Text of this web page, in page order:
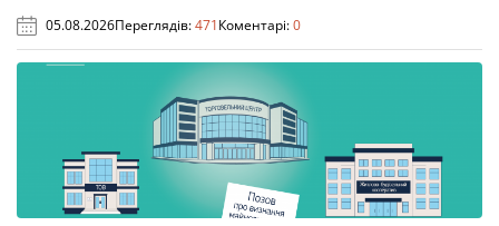
05.08.2026Переглядів:471Коментарі:0